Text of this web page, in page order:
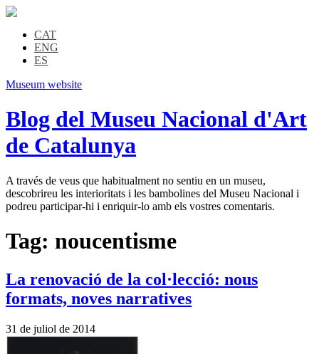
CAT
ENG
ES
Museum website
Blog del Museu Nacional d'Art
de Catalunya
A través de veus que habitualment no sentiu en un museu,
descobrireu les interioritats i les bambolines del Museu Nacional i
podreu participar-hi i enriquir-lo amb els vostres comentaris.
Tag: noucentisme
La renovació de la col·lecció: nous
formats, noves narratives
31 de juliol de 2014